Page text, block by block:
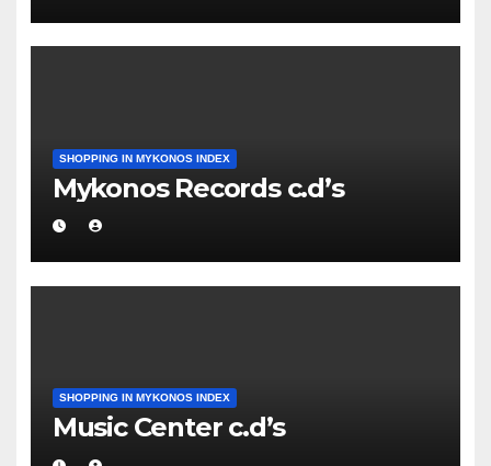
SHOPPING IN MYKONOS INDEX
Mykonos Records c.d’s
SHOPPING IN MYKONOS INDEX
Music Center c.d’s